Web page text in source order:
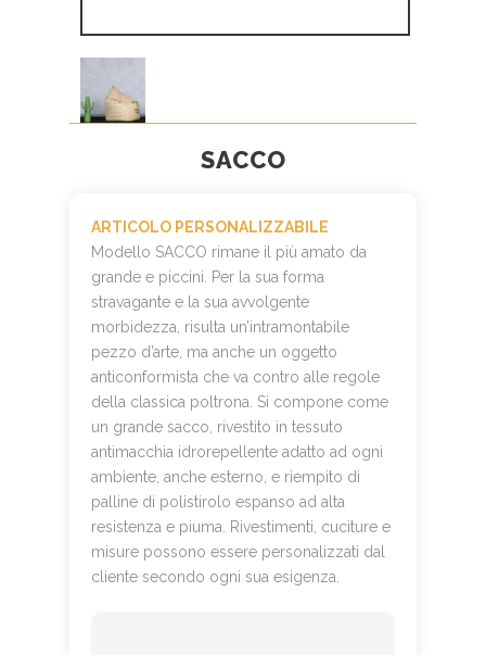
SACCO
ARTICOLO PERSONALIZZABILE
Modello SACCO rimane il più amato da
grande e piccini. Per la sua forma
stravagante e la sua avvolgente
morbidezza, risulta un’intramontabile
pezzo d’arte, ma anche un oggetto
anticonformista che va contro alle regole
della classica poltrona. Si compone come
un grande sacco, rivestito in tessuto
antimacchia idrorepellente adatto ad ogni
ambiente, anche esterno, e riempito di
palline di polistirolo espanso ad alta
resistenza e piuma. Rivestimenti, cuciture e
misure possono essere personalizzati dal
cliente secondo ogni sua esigenza.